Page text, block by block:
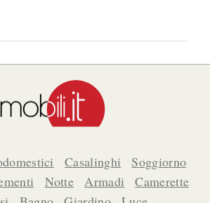
Casalinghi
Soggiorno
Notte Armadi
Camerette